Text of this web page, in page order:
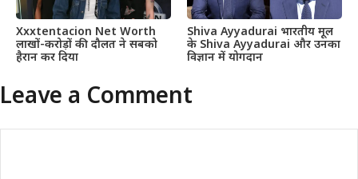
Xxxtentacion Net Worth
लाखों-करोड़ों की दौलत ने सबको
हैरान कर दिया
Shiva Ayyadurai भारतीय मूल
के Shiva Ayyadurai और उनका
विज्ञान में योगदान
Leave a Comment